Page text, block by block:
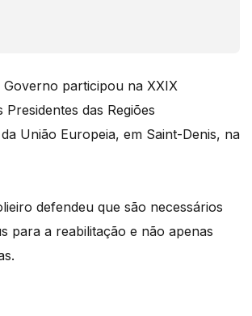
Governo participou na XXIX
das Regiões
União Europeia, em Saint-Denis, na
defendeu que são necessários
para a reabilitação e não apenas